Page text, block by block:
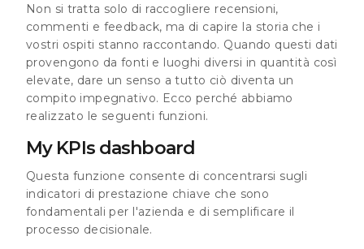
Non si tratta solo di raccogliere recensioni,
commenti e feedback, ma di capire la storia che i
vostri ospiti stanno raccontando. Quando questi dati
provengono da fonti e luoghi diversi in quantità così
elevate, dare un senso a tutto ciò diventa un
compito impegnativo. Ecco perché abbiamo
realizzato le seguenti funzioni.
My KPIs dashboard
Questa funzione consente di concentrarsi sugli
indicatori di prestazione chiave che sono
fondamentali per l'azienda e di semplificare il
processo decisionale.